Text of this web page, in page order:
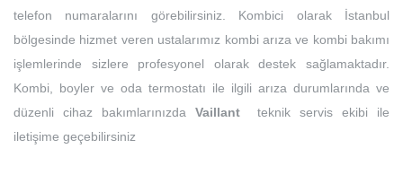
telefon numaralarını görebilirsiniz. Kombici olarak İstanbul
bölgesinde hizmet veren ustalarımız kombi arıza ve kombi bakımı
işlemlerinde sizlere profesyonel olarak destek sağlamaktadır.
Kombi, boyler ve oda termostatı ile ilgili arıza durumlarında ve
düzenli cihaz bakımlarınızda Vaillantteknik servis ekibi ile
iletişime geçebilirsiniz